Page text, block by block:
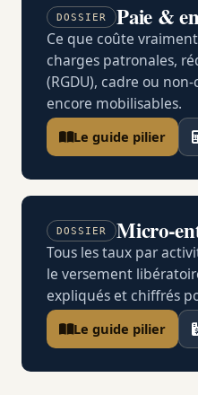
DOSSIER Paie &
Ce que coûte
charges patronales,
(RGDU), cadre ou
encore mobilisables.
Le guide pilier
DOSSIER Micro-
Tous les taux par
le versement
expliqués et chiffrés
Le guide pilier